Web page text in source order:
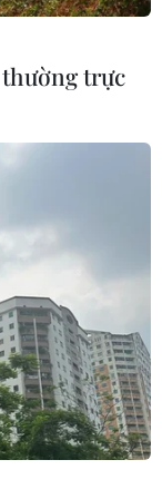
chiếm
được thế đa
tạo cơ hội cho
đổi văn bản
trực